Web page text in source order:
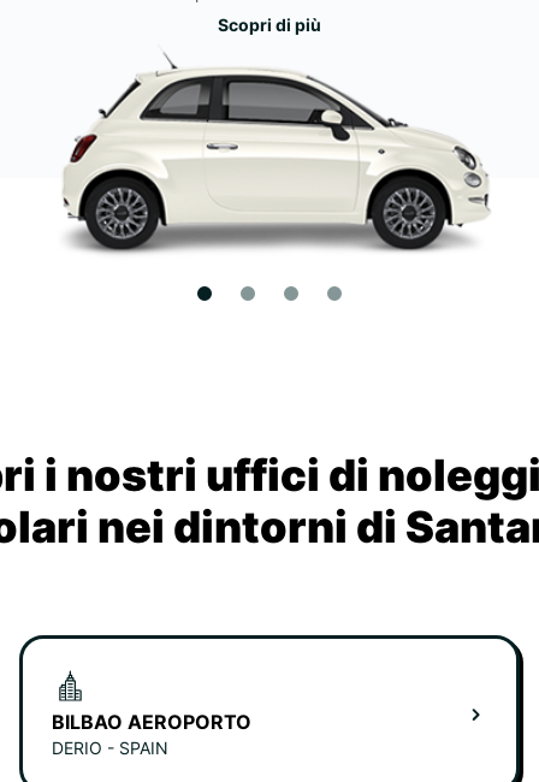
Scopri di più
i nostri uffici di
nei dintorni di
BILBAO AEROPORTO
DERIO - SPAIN